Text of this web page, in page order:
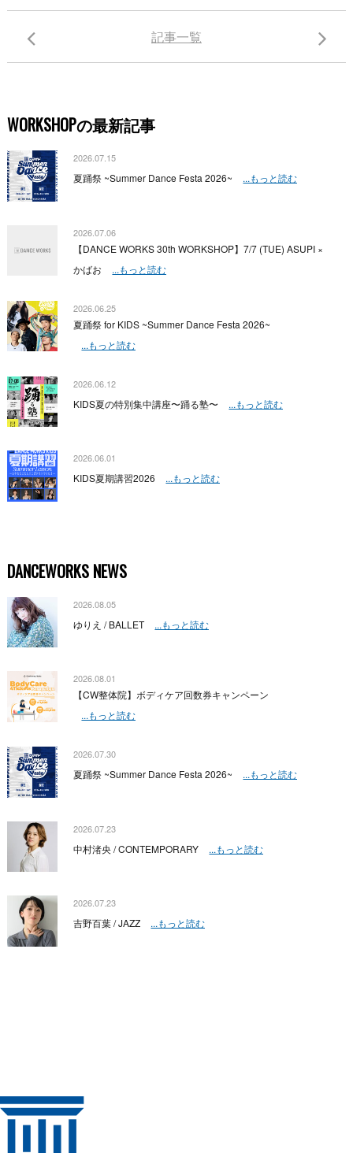
記事一覧
WORKSHOPの最新記事
2026.07.15
夏踊祭 ~Summer Dance Festa 2026~ ...もっと読む
2026.07.06
【DANCE WORKS 30th WORKSHOP】7/7 (TUE) ASUPI ×
かばお
...もっと読む
2026.06.25
夏踊祭 for KIDS ~Summer Dance Festa 2026~
...もっと読む
2026.06.12
KIDS夏の特別集中講座〜踊る塾〜 ...もっと読む
2026.06.01
KIDS夏期講習2026 ...もっと読む
DANCEWORKS NEWS
2026.08.05
ゆりえ / BALLET ...もっと読む
2026.08.01
【CW整体院】ボディケア回数券キャンペーン
...もっと読む
2026.07.30
夏踊祭 ~Summer Dance Festa 2026~ ...もっと読む
2026.07.23
中村渚央 / CONTEMPORARY ...もっと読む
2026.07.23
吉野百葉 / JAZZ ...もっと読む